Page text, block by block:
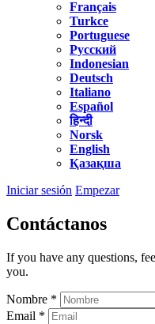
Français
Turkce
Portuguese
Русский
Indonesian
Deutsch
Italiano
Español
हिन्दी
Norsk
English
Қазақша
Iniciar sesión Empezar
Contáctanos
If you have any questions,
you.
Nombre *
Email *